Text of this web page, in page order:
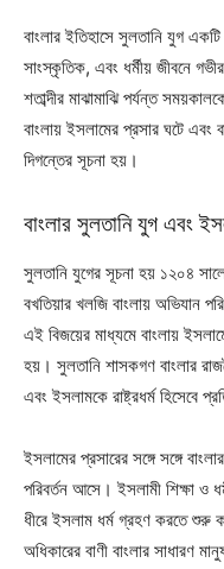
বাংলার ইতিহাসে সুলতানি যুগ
সাংস্কৃতিক, এবং ধর্মীয় জীবনে
শতাব্দীর মাঝামাঝি পর্যন্ত
বাংলায় ইসলামের প্রসার ঘটে
দিগন্তের সূচনা হয়।
বাংলার সুলতানি যুগ এবং
সুলতানি যুগের সূচনা হয় ১২০৪
বখতিয়ার খলজি বাংলায় অভিযান
এই বিজয়ের মাধ্যমে বাংলায়
হয়। সুলতানি শাসকগণ বাংলার
এবং ইসলামকে রাষ্ট্রধর্ম হিসেবে
ইসলামের প্রসারের সঙ্গে সঙ্গে
পরিবর্তন আসে। ইসলামী শিক্ষা ও
ধীরে ইসলাম ধর্ম গ্রহণ করতে
অধিকারের বাণী বাংলার সাধারণ